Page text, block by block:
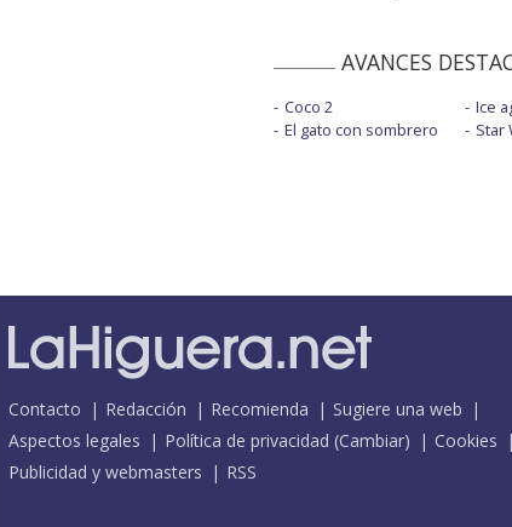
AVANCES
Coco 2
El gato con sombrero
Ice
Star
Contacto Redacción Recomienda
Sugiere una web
Aspectos legales
Política de privacidad (Cambiar)
Cookies
Publicidad y webmasters
RSS